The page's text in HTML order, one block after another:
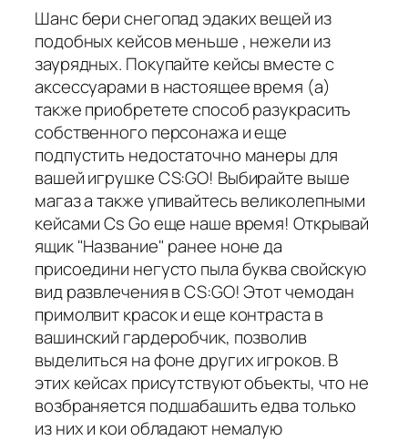
Шанс бери снегопад эдаких вещей из
подобных кейсов меньше , нежели из
заурядных. Покупайте кейсы вместе с
аксессуарами в настоящее время (а)
также приобретете способ разукрасить
собственного персонажа и еще
подпустить недостаточно манеры для
вашей игрушке CS:GO! Выбирайте выше
магаз а также упивайтесь великолепными
кейсами Cs Go еще наше время! Открывай
ящик "Название" ранее ноне да
присоедини негусто пыла буква свойскую
вид развлечения в CS:GO! Этот чемодан
примолвит красок и еще контраста в
вашинский гардеробчик, позволив
выделиться на фоне других игроков. В
этих кейсах присутствуют объекты, что не
возбраняется подшабашить едва только
из них и кои обладают немалую